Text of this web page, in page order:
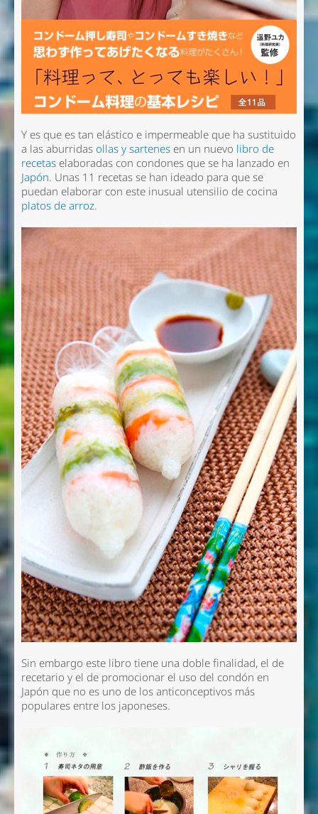
Y es que es tan elástico e impermeable que ha sustituido
a las aburridasollas y sartenesen un nuevo libro de
recetaselaboradas con condones que se ha lanzado en
Japón. Unas 11 recetas se han ideado para que se
puedan elaborar con este inusual utensilio de cocina
platos de arroz.
Sin embargo este libro tiene una doble finalidad, el de
recetario y el de promocionar el uso del condón en
Japón que no es uno de los anticonceptivos más
populares entre los japoneses.